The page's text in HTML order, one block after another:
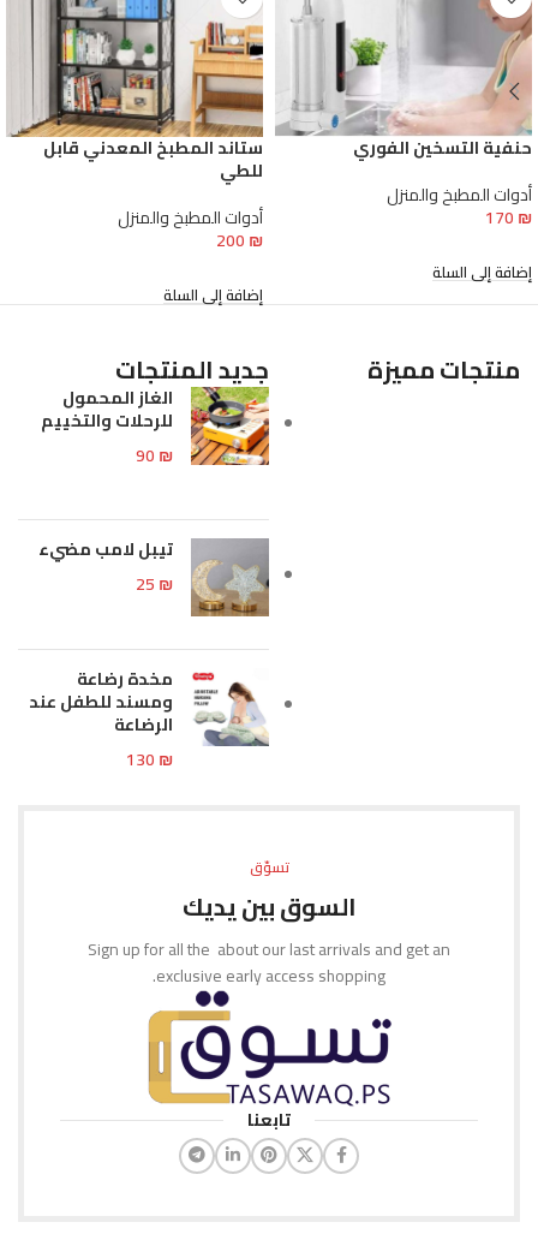
حنفية التسخين الفوري
أدوات المطبخ والمنزل
170₪
إضافة إلى السلة
ستاند المطبخ المعدني قابل
للطي
أدوات المطبخ والمنزل
200₪
إضافة إلى السلة
منتجات مميزة جديد المنتجات
الغاز المحمول
للرحلات والتخييم
90₪
تيبل لامب مضيء
25₪
مخدة رضاعة
ومسند للطفل عند
الرضاعة
130₪
تسوّق
السوق بين يديك
Sign up for all the about our last arrivals and get an
exclusive early access shopping.
تابعنا